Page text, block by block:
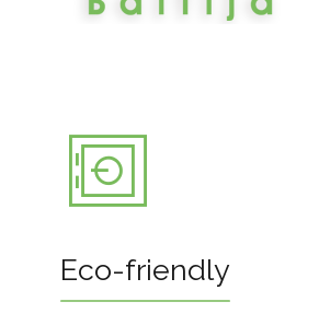
Eco-friendly